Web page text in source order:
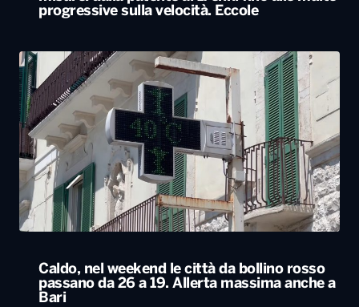
progressive sulla velocità. Eccole
Caldo, nel weekend le città da bollino rosso
passano da 26 a 19. Allerta massima anche a
Bari